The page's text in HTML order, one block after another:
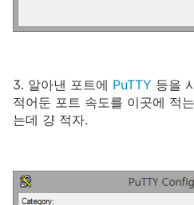
3. 알아낸 포트에 PuTTY 등을
적어둔 포트 속도를 이곳에 적
는데 걍 적자.